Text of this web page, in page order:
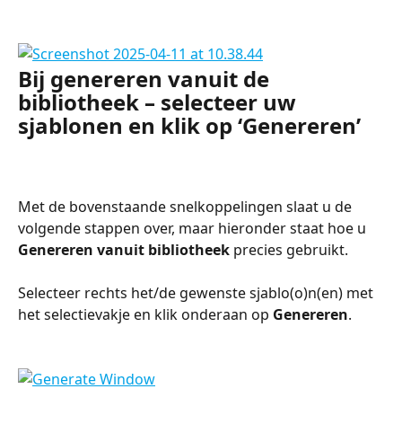
Bij genereren vanuit de
bibliotheek – selecteer uw
sjablonen en klik op ‘Genereren’
Met de bovenstaande snelkoppelingen slaat u de
volgende stappen over, maar hieronder staat hoe u
Genereren vanuit bibliotheek precies gebruikt.
Selecteer rechts het/de gewenste sjablo(o)n(en) met
het selectievakje en klik onderaan op Genereren.